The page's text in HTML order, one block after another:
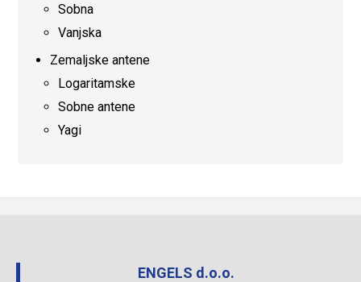
Sobna
Vanjska
Zemaljske antene
Logaritamske
Sobne antene
Yagi
ENGELS d.o.o.